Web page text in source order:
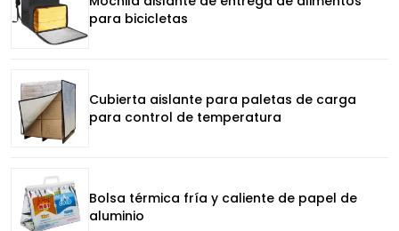
para bicicletas
Cubierta aislante para paletas de carga
para control de temperatura
Bolsa térmica fría y caliente de papel de
aluminio